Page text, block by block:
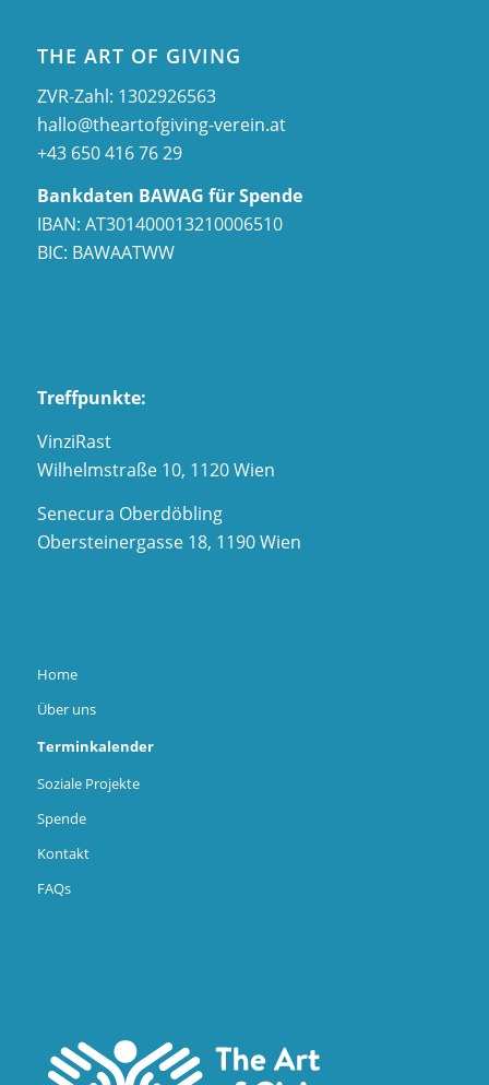
THE ART OF GIVING
ZVR-Zahl: 1302926563
hallo@theartofgiving-verein.at
+43 650 416 76 29
Bankdaten BAWAG für Spende
IBAN: AT301400013210006510
BIC: BAWAATWW
Treffpunkte:
VinziRast
Wilhelmstraße 10, 1120 Wien
Senecura Oberdöbling
Obersteinergasse 18, 1190 Wien
Home
Über uns
Terminkalender
Soziale Projekte
Spende
Kontakt
FAQs